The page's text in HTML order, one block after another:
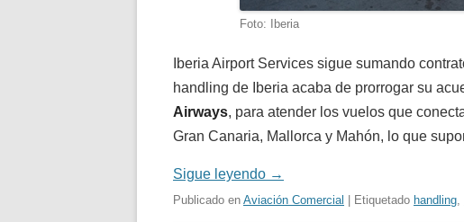
Foto: Iberia
Iberia Airport Services sigue sumando
handling de Iberia acaba de prorrogar su
Airways, para atender los vuelos que
Gran Canaria, Mallorca y Mahón, lo que
Sigue leyendo →
Publicado en Aviación Comercial | Etiquetado handling,